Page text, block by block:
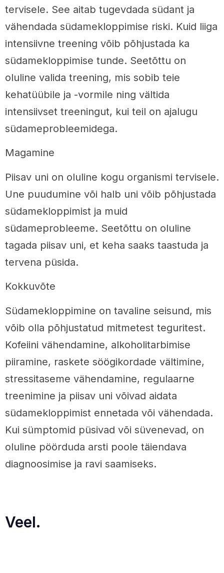
tervisele. See aitab tugevdada südant ja
vähendada südamekloppimise riski. Kuid liiga
intensiivne treening võib põhjustada ka
südamekloppimise tunde. Seetõttu on
oluline valida treening, mis sobib teie
kehatüübile ja -vormile ning vältida
intensiivset treeningut, kui teil on ajalugu
südameprobleemidega.
Magamine
Piisav uni on oluline kogu organismi tervisele.
Une puudumine või halb uni võib põhjustada
südamekloppimist ja muid
südameprobleeme. Seetõttu on oluline
tagada piisav uni, et keha saaks taastuda ja
tervena püsida.
Kokkuvõte
Südamekloppimine on tavaline seisund, mis
võib olla põhjustatud mitmetest teguritest.
Kofeiini vähendamine, alkoholitarbimise
piiramine, raskete söögikordade vältimine,
stressitaseme vähendamine, regulaarne
treenimine ja piisav uni võivad aidata
südamekloppimist ennetada või vähendada.
Kui sümptomid püsivad või süvenevad, on
oluline pöörduda arsti poole täiendava
diagnoosimise ja ravi saamiseks.
Veel.